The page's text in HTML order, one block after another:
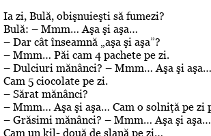
Ia zi, Bulă, obişnuieşti să fumezi?
Bulă: – Mmm… Aşa şi aşa…
– Dar cât înseamnă „aşa şi aşa”?
– Mmm… Păi cam 4 pachete pe zi.
– Dulciuri mănânci? – Mmm… Aşa şi aşa…
Cam 5 ciocolate pe zi.
– Sărat mănânci?
– Mmm… Aşa şi aşa… Cam o solniţă pe zi
– Grăsimi mănânci? – Mmm… Aşa şi aşa…
Cam un kil- două de slană pe zi…